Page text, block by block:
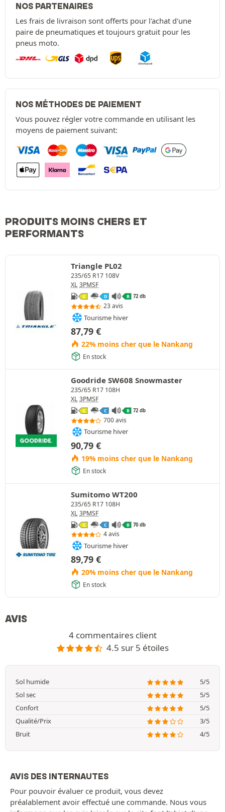
NOS PARTENAIRES
Les frais de livraison sont offerts pour l'achat d'une
paire de pneumatiques et toujours gratuit pour les
pneus moto.
NOS MÉTHODES DE PAIEMENT
Vous pouvez régler votre commande en utilisant les
moyens de paiement suivant:
PRODUITS MOINS CHERS ET
PERFORMANTS
Triangle PL02
235/65 R17 108V
XL 3PMSF
C D B 72 db
23 avis
Tourisme hiver
87,79 €
22% moins cher que le Nankang
En stock
Goodride SW608 Snowmaster
235/65 R17 108H
XL 3PMSF
C C B 72 db
700 avis
Tourisme hiver
90,79 €
19% moins cher que le Nankang
En stock
Sumitomo WT200
235/65 R17 108H
XL 3PMSF
C C B 70 db
4 avis
Tourisme hiver
89,79 €
20% moins cher que le Nankang
En stock
AVIS
4 commentaires client
4.5 sur 5 étoiles
Sol humide
5/5
Sol sec
5/5
Confort
5/5
Qualité/Prix
3/5
Bruit
4/5
AVIS DES INTERNAUTES
Pour pouvoir évaluer ce produit, vous devez
préalablement avoir effectué une commande. Nous vous